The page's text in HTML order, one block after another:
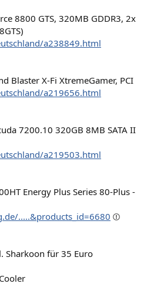
8800 GTS, 320MB GDDR3, 2x
a238849.html
Blaster X-Fi XtremeGamer, PCI
a219656.html
7200.10 320GB 8MB SATA II
a219503.html
Energy Plus Series 80-Plus -
.....&products_id=6680
Sharkoon für 35 Euro